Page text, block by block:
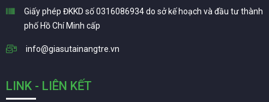
Giấy phép ĐKKD số 0316086934 do sở kế hoạch và đầu tư thành
phố Hồ Chí Minh cấp
info@giasutainangtre.vn
LINK - LIÊN KẾT